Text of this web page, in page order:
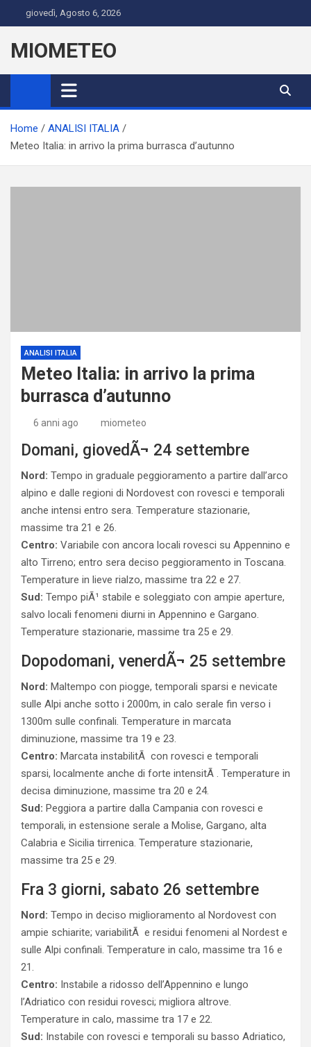
to
content
giovedì, Agosto 6, 2026
MIOMETEO
Home
ANALISI ITALIA
Meteo Italia: in arrivo la prima burrasca d’autunno
ANALISI ITALIA
Meteo Italia: in arrivo la prima
burrasca d’autunno
6 anni ago miometeo
Domani, giovedÃ¬ 24 settembre
Nord: Tempo in graduale peggioramento a partire dall’arco
alpino e dalle regioni di Nordovest con rovesci e temporali
anche intensi entro sera. Temperature stazionarie,
massime tra 21 e 26.
Centro: Variabile con ancora locali rovesci su Appennino e
alto Tirreno; entro sera deciso peggioramento in Toscana.
Temperature in lieve rialzo, massime tra 22 e 27.
Sud: Tempo piÃ¹ stabile e soleggiato con ampie aperture,
salvo locali fenomeni diurni in Appennino e Gargano.
Temperature stazionarie, massime tra 25 e 29.
Dopodomani, venerdÃ¬ 25 settembre
Nord: Maltempo con piogge, temporali sparsi e nevicate
sulle Alpi anche sotto i 2000m, in calo serale fin verso i
1300m sulle confinali. Temperature in marcata
diminuzione, massime tra 19 e 23.
Centro: Marcata instabilitÃ con rovesci e temporali
sparsi, localmente anche di forte intensitÃ . Temperature in
decisa diminuzione, massime tra 20 e 24.
Sud: Peggiora a partire dalla Campania con rovesci e
temporali, in estensione serale a Molise, Gargano, alta
Calabria e Sicilia tirrenica. Temperature stazionarie,
massime tra 25 e 29.
Fra 3 giorni, sabato 26 settembre
Nord: Tempo in deciso miglioramento al Nordovest con
ampie schiarite; variabilitÃ e residui fenomeni al Nordest e
sulle Alpi confinali. Temperature in calo, massime tra 16 e
21.
Centro: Instabile a ridosso dell’Appennino e lungo
l’Adriatico con residui rovesci; migliora altrove.
Temperature in calo, massime tra 17 e 22.
Sud: Instabile con rovesci e temporali su basso Adriatico,